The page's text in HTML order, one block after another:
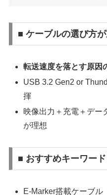
■ ケーブルの選び方が
転送速度を落とす原因
USB 3.2 Gen2 or
揮
映像出力＋充電＋デー
が理想
■ おすすめキーワード
E-Marker搭載ケーブル